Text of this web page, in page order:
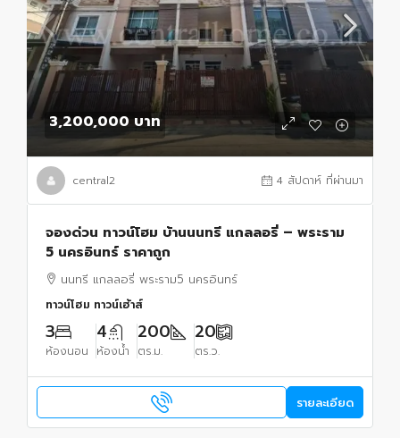
3,200,000 บาท
central2 4 สัปดาห์ ที่ผ่านมา
จองด่วน ทาวน์โฮม บ้านนนทรี แกลลอรี่ – พระราม
5 นครอินทร์ ราคาถูก
นนทรี แกลลอรี่ พระราม5 นครอินทร์
ทาวน์โฮม ทาวน์เฮ้าส์
3
ห้องนอน
4
ห้องน้ำ
200
ตร.ม.
20
ตร.ว.
รายละเอียด